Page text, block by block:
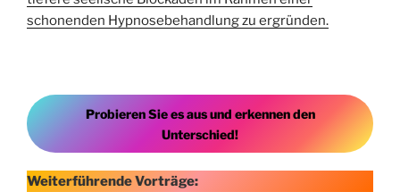
schonenden Hypnosebehandlung zu ergründen.
Probieren Sie es aus und erkennen den
Unterschied!
Weiterführende Vorträge: